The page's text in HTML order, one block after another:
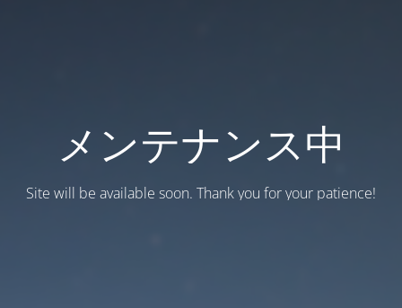
メンテナンス中
Site will be available soon. Thank you for your patience!